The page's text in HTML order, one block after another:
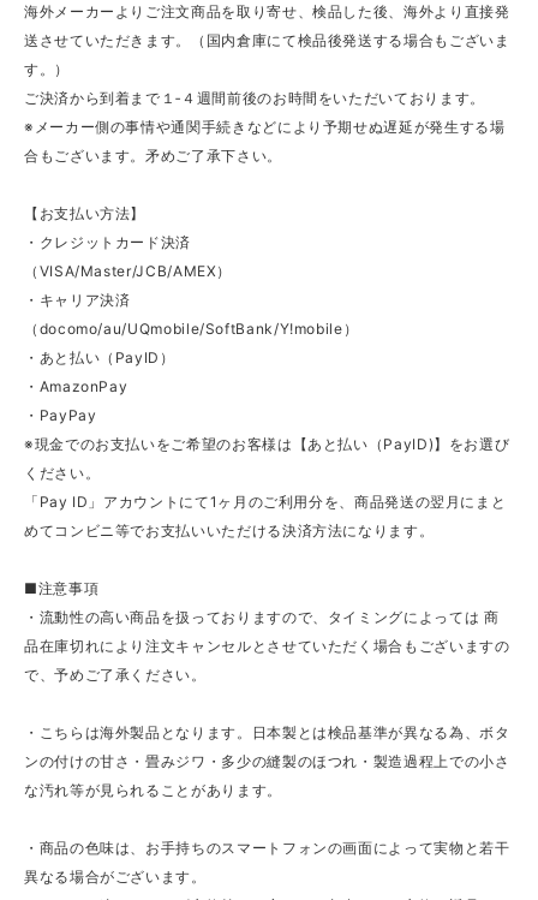
海外メーカーよりご注文商品を取り寄せ、検品した後、海外より直接発
送させていただきます。（国内倉庫にて検品後発送する場合もございま
す。）
ご決済から到着まで１‐４週間前後のお時間をいただいております。
※メーカー側の事情や通関手続きなどにより予期せぬ遅延が発生する場
合もございます。矛めご了承下さい。
【お支払い方法】
・クレジットカード決済
（VISA/Master/JCB/AMEX）
・キャリア決済
（docomo/au/UQmobile/SoftBank/Y!mobile）
・あと払い（PayID）
・AmazonPay
・PayPay
※現金でのお支払いをご希望のお客様は【あと払い（PayID)】をお選び
ください。
「Pay ID」アカウントにて1ヶ月のご利用分を、商品発送の翌月にまと
めてコンビニ等でお支払いいただける決済方法になります。
■注意事項
・流動性の高い商品を扱っておりますので、タイミングによっては 商
品在庫切れにより注文キャンセルとさせていただく場合もございますの
で、予めご了承ください。
・こちらは海外製品となります。日本製とは検品基準が異なる為、ボタ
ンの付けの甘さ・畳みジワ・多少の縫製のほつれ・製造過程上での小さ
な汚れ等が見られることがあります。
・商品の色味は、お手持ちのスマートフォンの画面によって実物と若干
異なる場合がございます。